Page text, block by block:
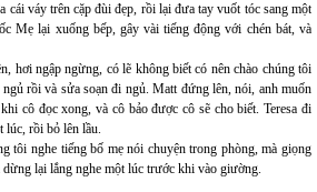
cái váy trên cặp đùi đẹp, rồi lại đưa tay vuốt tóc sang một
Mẹ lại xuống bếp, gây vài tiếng động với chén bát, và
hơi ngập ngừng, có lẽ không biết có nên chào chúng tôi
rồi và sửa soạn đi ngủ. Matt đứng lên, nói, anh muốn
cô đọc xong, và cô bảo được cô sẽ cho biết. Teresa đi
lúc, rồi bỏ lên lầu.
tôi nghe tiếng bố mẹ nói chuyện trong phòng, mà giọng
lại lắng nghe một lúc trước khi vào giường.